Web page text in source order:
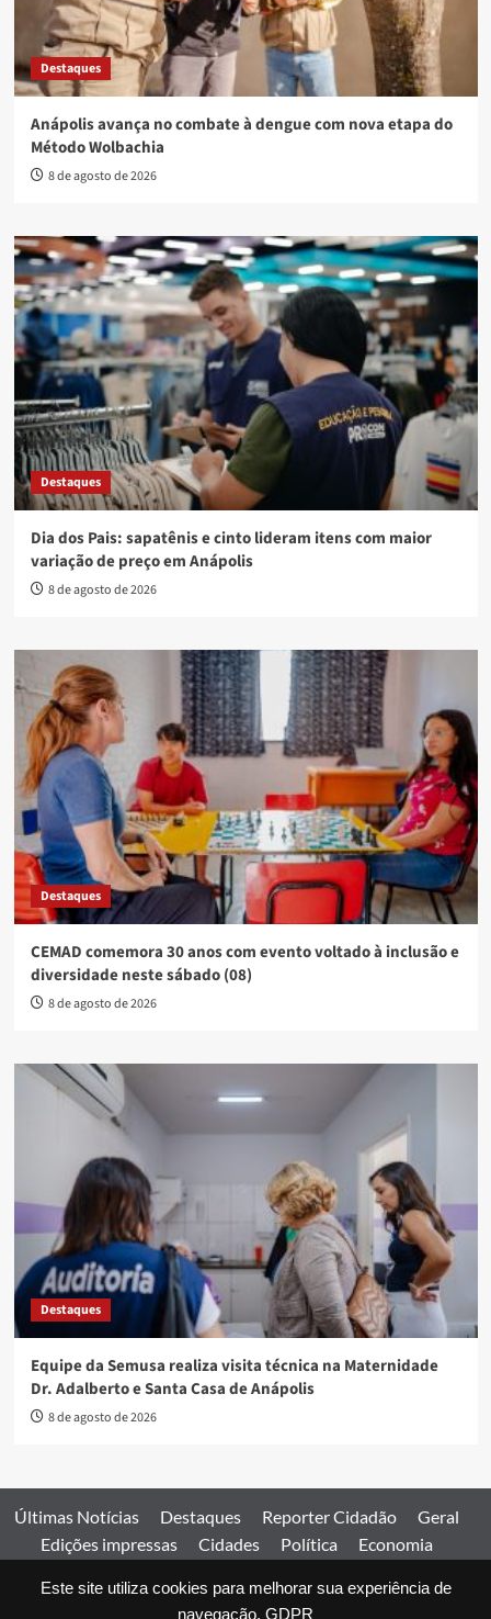
Este site utiliza cookies para melhorar sua experiência de
navegação. GDPR
Destaques
Anápolis avança no combate à dengue com nova etapa do
Método Wolbachia
8 de agosto de 2026
Destaques
Dia dos Pais: sapatênis e cinto lideram itens com maior
variação de preço em Anápolis
8 de agosto de 2026
Destaques
CEMAD comemora 30 anos com evento voltado à inclusão e
diversidade neste sábado (08)
8 de agosto de 2026
Destaques
Equipe da Semusa realiza visita técnica na Maternidade
Dr. Adalberto e Santa Casa de Anápolis
8 de agosto de 2026
Últimas Notícias Destaques Reporter Cidadão
Geral
Edições impressas
Cidades Política
Economia
Comercial
Edições impressas Expediente Home